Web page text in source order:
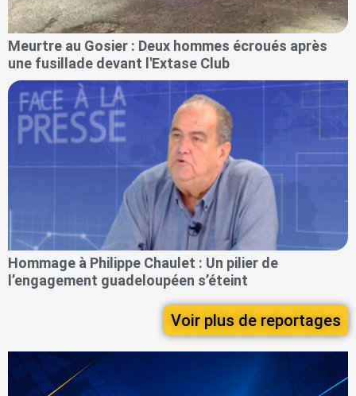
Meurtre au Gosier : Deux hommes écroués après
une fusillade devant l'Extase Club
Hommage à Philippe Chaulet : Un pilier de
l’engagement guadeloupéen s’éteint
Voir plus de reportages